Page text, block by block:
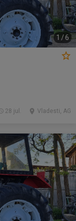
1 /6
Vladesti, AG
28 jul.